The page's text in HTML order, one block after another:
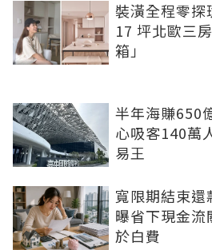
裝潢全程零探
17 坪北歐三
箱」
半年海賺650
心吸客140萬
易王
寬限期結束還
曝省下現金流
於白費